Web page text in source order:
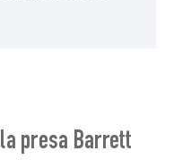
presa Barrett